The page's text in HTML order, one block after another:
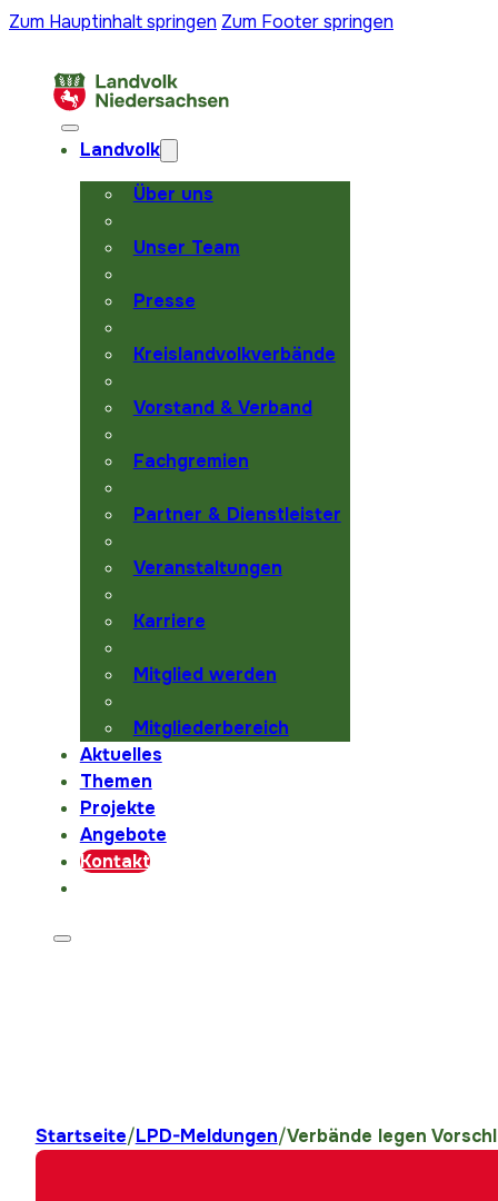
Zum Hauptinhalt springen Zum Footer springen
Landvolk
Über uns
Unser Team
Presse
Kreislandvolkverbände
Vorstand & Verband
Fachgremien
Partner & Dienstleister
Veranstaltungen
Karriere
Mitglied werden
Mitgliederbereich
Aktuelles
Themen
Projekte
Angebote
Kontakt
Startseite/LPD-Meldungen/Verbände legen